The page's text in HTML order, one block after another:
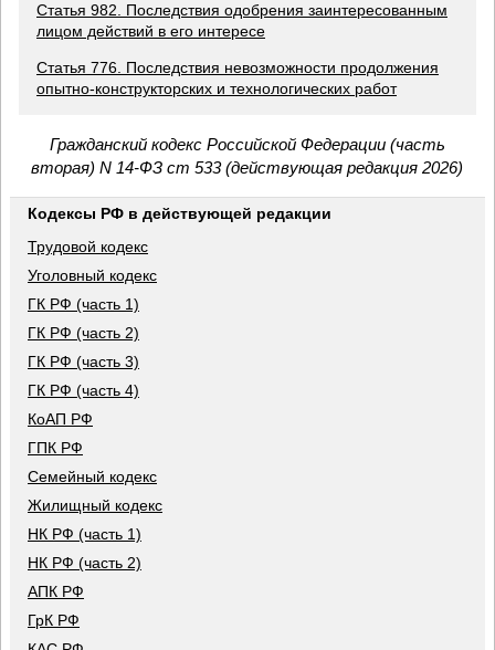
Статья 982. Последствия одобрения заинтересованным
лицом действий в его интересе
Статья 776. Последствия невозможности продолжения
опытно-конструкторских и технологических работ
Гражданский кодекс Российской Федерации (часть
вторая) N 14-ФЗ ст 533 (действующая редакция 2026)
Кодексы РФ в действующей редакции
Трудовой кодекс
Уголовный кодекс
ГК РФ (часть 1)
ГК РФ (часть 2)
ГК РФ (часть 3)
ГК РФ (часть 4)
КоАП РФ
ГПК РФ
Семейный кодекс
Жилищный кодекс
НК РФ (часть 1)
НК РФ (часть 2)
АПК РФ
ГрК РФ